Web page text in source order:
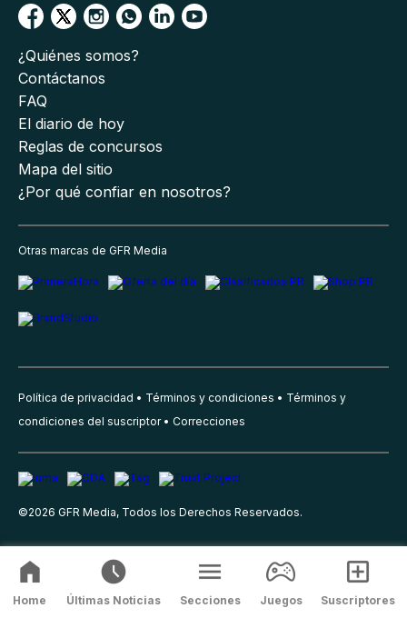
¿Quiénes somos?
Contáctanos
FAQ
El diario de hoy
Reglas de concursos
Mapa del sitio
¿Por qué confiar en nosotros?
Otras marcas de GFR Media
Política de privacidad Términos y condiciones
Términos y
condiciones del suscriptor
Correcciones
©2026 GFR Media, Todos los Derechos Reservados.
Home Últimas Noticias Secciones Juegos Suscriptores